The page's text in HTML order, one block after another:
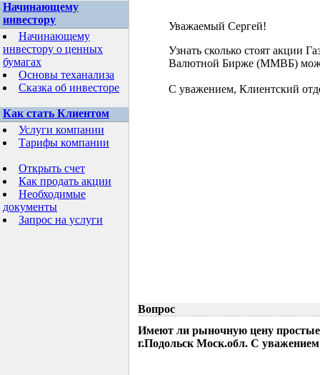
Начинающему
инвестору
Начинающему
инвестору о ценных
бумагах
Основы теханализа
Сказка об инвесторе
Как стать Клиентом
Услуги компании
Тарифы компании
Открыть счет
Как продать акции
Необходимые
документы
Запрос на услуги
Уважаемый Сергей!
Узнать сколько стоят акции
Валютной Бирже (ММВБ)
С уважением, Клиентский
Вопрос
Имеют ли рыночную цену
г.Подольск Моск.обл. С